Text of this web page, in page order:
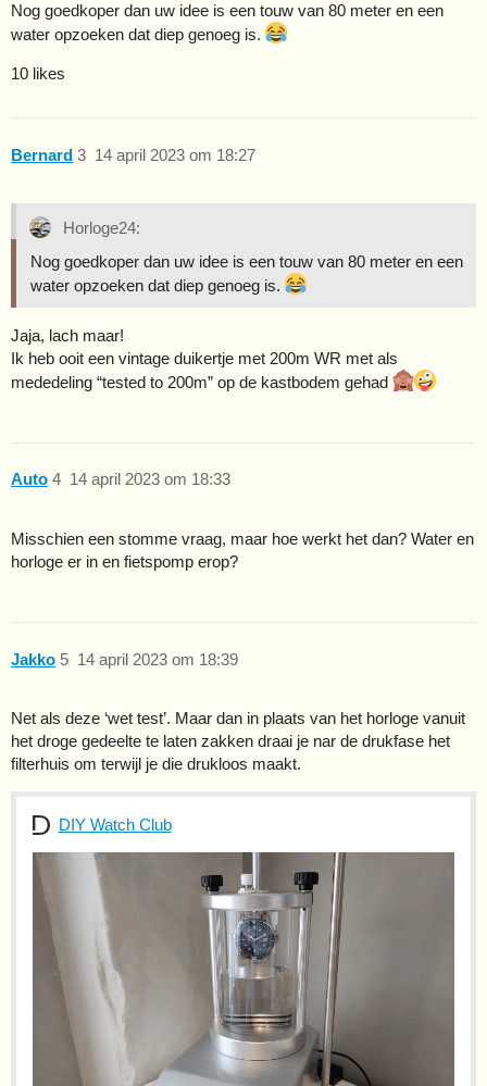
Nog goedkoper dan uw idee is een touw van 80 meter en een
water opzoeken dat diep genoeg is.
10 likes
Bernard 14 april 2023 om 18:27
3
Horloge24:
Nog goedkoper dan uw idee is een touw van 80 meter en een
water opzoeken dat diep genoeg is.
Jaja, lach maar!
Ik heb ooit een vintage duikertje met 200m WR met als
mededeling “tested to 200m” op de kastbodem gehad
Auto 14 april 2023 om 18:33
4
Misschien een stomme vraag, maar hoe werkt het dan? Water en
horloge er in en fietspomp erop?
Jakko 14 april 2023 om 18:39
5
Net als deze ‘wet test’. Maar dan in plaats van het horloge vanuit
het droge gedeelte te laten zakken draai je nar de drukfase het
filterhuis om terwijl je die drukloos maakt.
DIY Watch Club